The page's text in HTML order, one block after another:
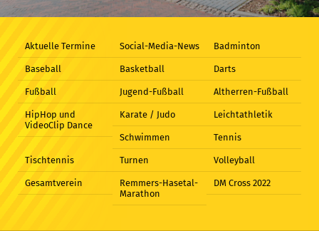
Aktuelle Termine Social-Media-News Badminton
Baseball Basketball Darts
Fußball Jugend-Fußball Altherren-Fußball
HipHop und
VideoClip Dance
Karate / Judo Leichtathletik
Schwimmen Tennis
Tischtennis Turnen Volleyball
Gesamtverein
Remmers-Hasetal-
Marathon
DM Cross 2022